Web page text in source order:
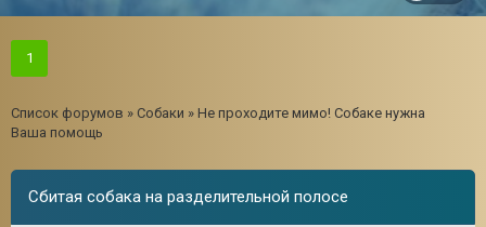
1
Список форумов » Собаки » Не проходите мимо! Собаке нужна
Ваша помощь
Сбитая собака на разделительной полосе